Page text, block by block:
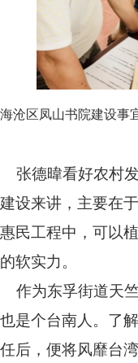
海沧区凤山书院建设事
张德暐看好农村
建设来讲，主要在
惠民工程中，可以
的软实力。
作为东孚街道天
也是个台南人。了
任后，便将风靡台